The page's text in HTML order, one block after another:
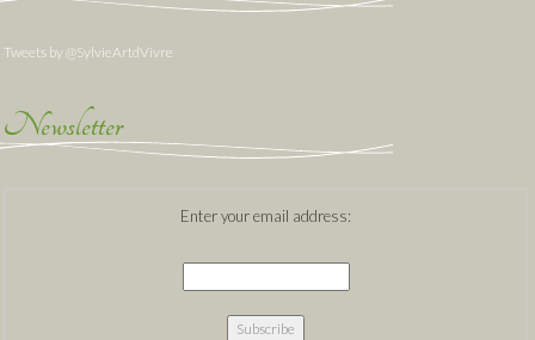
Tweets by @SylvieArtdVivre
Newsletter
Enter your email address: